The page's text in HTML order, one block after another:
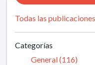
Todas las publicaciones
Categorías
General (116)